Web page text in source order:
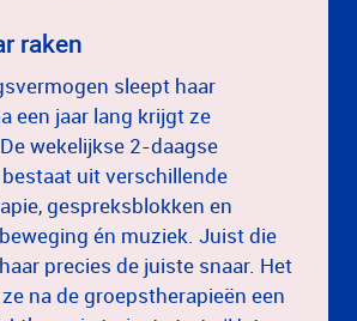
raken
sleept haar
een jaar lang krijgt ze
wekelijkse 2-daagse
uit verschillende
gespreksblokken en
én muziek. Juist die
precies de juiste snaar. Het
na de groepstherapieën een